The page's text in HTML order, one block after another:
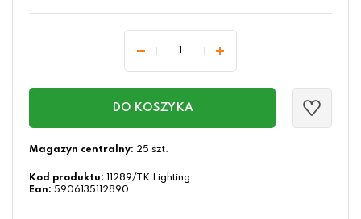
DO KOSZYKA
Magazyn centralny: 25 szt.
Kod produktu:
11289/TK Lighting
Ean: 5906135112890